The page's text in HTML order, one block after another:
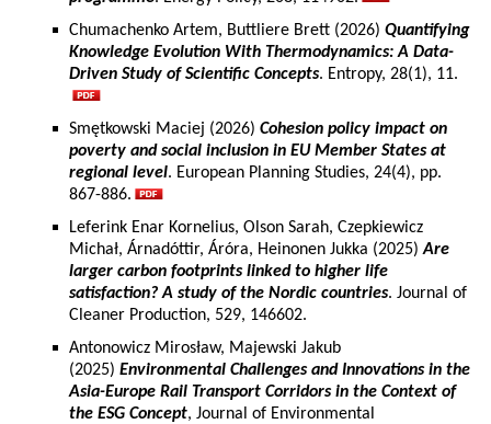
Chumachenko Artem, Buttliere Brett (2026) Quantifying
Knowledge Evolution With Thermodynamics: A Data-
Driven Study of Scientific Concepts. Entropy, 28(1), 11.
Smętkowski Maciej (2026) Cohesion policy impact on
poverty and social inclusion in EU Member States at
regional level. European Planning Studies, 24(4), pp.
867-886.
Leferink Enar Kornelius, Olson Sarah, Czepkiewicz
Michał, Árnadóttir, Áróra, Heinonen Jukka (2025)Are
larger carbon footprints linked to higher life
satisfaction? A study of the Nordic countries. Journal of
Cleaner Production, 529, 146602.
Antonowicz Mirosław, Majewski Jakub
(2025) Environmental Challenges and Innovations in the
Asia-Europe Rail Transport Corridors in the Context of
the ESG Concept, Journal of Environmental